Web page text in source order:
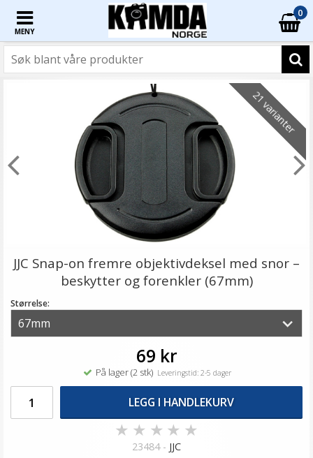
MENY
0
21 varianter
JJC Snap-on fremre objektivdeksel med snor –
beskytter og forenkler (67mm)
Størrelse:
69 kr
På lager (2 stk)Leveringstid: 2-5 dager
LEGG I HANDLEKURV
★ ★ ★ ★ ★
23484 - JJC